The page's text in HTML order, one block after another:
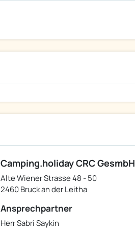
Camping.holiday CRC GesmbH
Alte Wiener Strasse 48 - 50
2460 Bruck an der Leitha
Ansprechpartner
Herr Sabri Saykin